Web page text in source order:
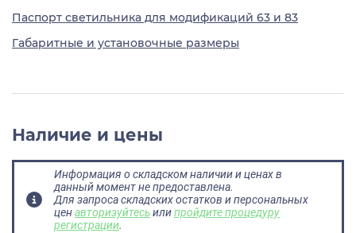
Паспорт светильника для модификаций 63 и 83
Габаритные и установочные размеры
Наличие и цены
Информация о складском наличии и ценах в
данный момент не предоставлена.
Для запроса складских остатков и персональных
ценавторизуйтесьилипройдите процедуру
регистрации.